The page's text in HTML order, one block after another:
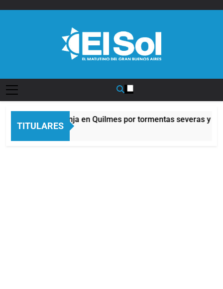
TITULARES
Alerta naranja en Quilmes por tormentas severas y
5 Horas Atrás